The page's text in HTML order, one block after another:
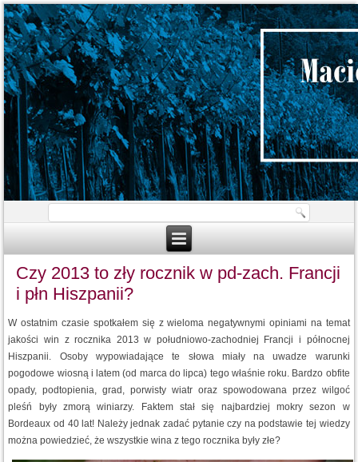
Czy 2013 to zły rocznik w pd-zach. Francji
i płn Hiszpanii?
W ostatnim czasie spotkałem się z wieloma negatywnymi opiniami na temat
jakości win z rocznika 2013 w południowo-zachodniej Francji i północnej
Hiszpanii. Osoby wypowiadające te słowa miały na uwadze warunki
pogodowe wiosną i latem (od marca do lipca) tego właśnie roku. Bardzo obfite
opady, podtopienia, grad, porwisty wiatr oraz spowodowana przez wilgoć
pleśń były zmorą winiarzy. Faktem stał się najbardziej mokry sezon w
Bordeaux od 40 lat! Należy jednak zadać pytanie czy na podstawie tej wiedzy
można powiedzieć, że wszystkie wina z tego rocznika były złe?